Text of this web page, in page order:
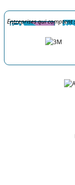
Entreprises qui comptent